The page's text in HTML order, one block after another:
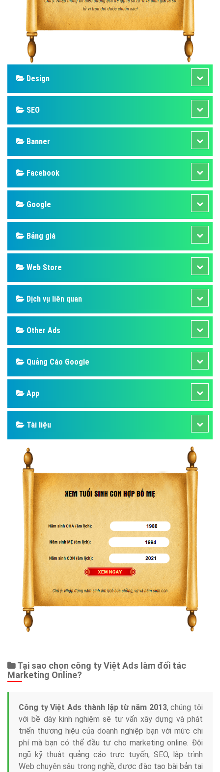
Design
SEO
Banner
Facebook
Google
Bảng giá
Web Store
Dịch vụ liên quan
Other Ads
Quảng Cáo Google
App
Tài liệu
Tại sao chọn công ty Việt Ads làm đối tác
Marketing Online?
Công ty Việt Ads thành lập từ năm 2013, chúng tôi
với bề dày kinh nghiệm sẽ tư vấn xây dựng và phát
triển thương hiệu của doanh nghiệp bạn với mức chi
phí mà bạn có thể đầu tư cho marketing online. Đội
ngũ kỹ thuật quảng cáo trực tuyến, SEO, lập trình
Web chuyên sâu trong nghề, được đào tạo bài bản tại